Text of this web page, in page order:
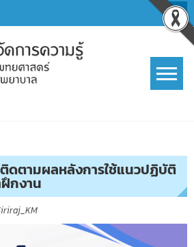
ติดตามผลหลังการใช้แนวปฏิบัติ
กงาน